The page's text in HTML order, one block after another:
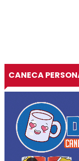
CANECA